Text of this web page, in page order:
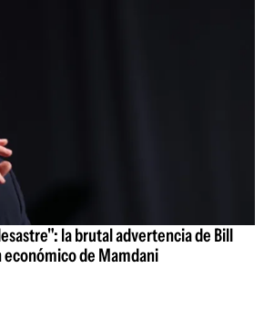
la brutal advertencia de Bill
de Mamdani